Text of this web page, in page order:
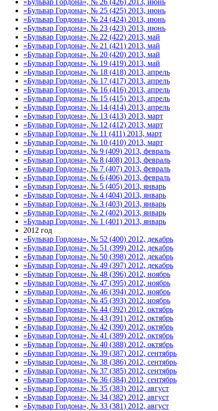
«Бульвар Гордона», № 25 (425) 2013, июнь
«Бульвар Гордона», № 24 (424) 2013, июнь
«Бульвар Гордона», № 23 (423) 2013, июнь
«Бульвар Гордона», № 22 (422) 2013, май
«Бульвар Гордона», № 21 (421) 2013, май
«Бульвар Гордона», № 20 (420) 2013, май
«Бульвар Гордона», № 19 (419) 2013, май
«Бульвар Гордона», № 18 (418) 2013, апрель
«Бульвар Гордона», № 17 (417) 2013, апрель
«Бульвар Гордона», № 16 (416) 2013, апрель
«Бульвар Гордона», № 15 (415) 2013, апрель
«Бульвар Гордона», № 14 (414) 2013, апрель
«Бульвар Гордона», № 13 (413) 2013, март
«Бульвар Гордона», № 12 (412) 2013, март
«Бульвар Гордона», № 11 (411) 2013, март
«Бульвар Гордона», № 10 (410) 2013, март
«Бульвар Гордона», № 9 (409) 2013, февраль
«Бульвар Гордона», № 8 (408) 2013, февраль
«Бульвар Гордона», № 7 (407) 2013, февраль
«Бульвар Гордона», № 6 (406) 2013, февраль
«Бульвар Гордона», № 5 (405) 2013, январь
«Бульвар Гордона», № 4 (404) 2013, январь
«Бульвар Гордона», № 3 (403) 2013, январь
«Бульвар Гордона», № 2 (402) 2013, январь
«Бульвар Гордона», № 1 (401) 2013, январь
2012 год
«Бульвар Гордона», № 52 (400) 2012, декабрь
«Бульвар Гордона», № 51 (399) 2012, декабрь
«Бульвар Гордона», № 50 (398) 2012, декабрь
«Бульвар Гордона», № 49 (397) 2012, декабрь
«Бульвар Гордона», № 48 (396) 2012, ноябрь
«Бульвар Гордона», № 47 (395) 2012, ноябрь
«Бульвар Гордона», № 46 (394) 2012, ноябрь
«Бульвар Гордона», № 45 (393) 2012, ноябрь
«Бульвар Гордона», № 44 (392) 2012, октябрь
«Бульвар Гордона», № 43 (391) 2012, октябрь
«Бульвар Гордона», № 42 (390) 2012, октябрь
«Бульвар Гордона», № 41 (389) 2012, октябрь
«Бульвар Гордона», № 40 (388) 2012, октябрь
«Бульвар Гордона», № 39 (387) 2012, сентябрь
«Бульвар Гордона», № 38 (386) 2012, сентябрь
«Бульвар Гордона», № 37 (385) 2012, сентябрь
«Бульвар Гордона», № 36 (384) 2012, сентябрь
«Бульвар Гордона», № 35 (383) 2012, август
«Бульвар Гордона», № 34 (382) 2012, август
«Бульвар Гордона», № 33 (381) 2012, август